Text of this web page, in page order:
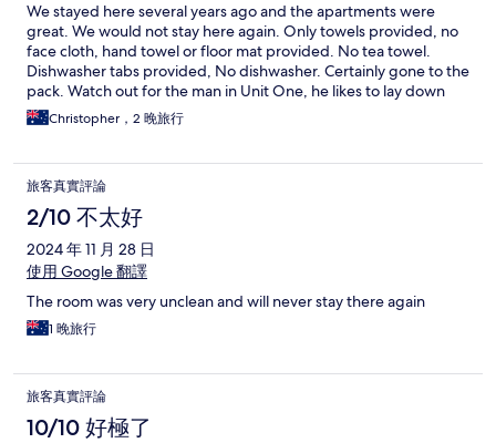
We stayed here several years ago and the apartments were
great. We would not stay here again. Only towels provided, no
face cloth, hand towel or floor mat provided. No tea towel.
Dishwasher tabs provided, No dishwasher. Certainly gone to the
pack. Watch out for the man in Unit One, he likes to lay down
the law.Christopher，2 晚旅行
旅客真實評論
2/10 不太好
2024 年 11 月 28 日
使用 Google 翻譯
The room was very unclean and will never stay there again
1 晚旅行
旅客真實評論
10/10 好極了